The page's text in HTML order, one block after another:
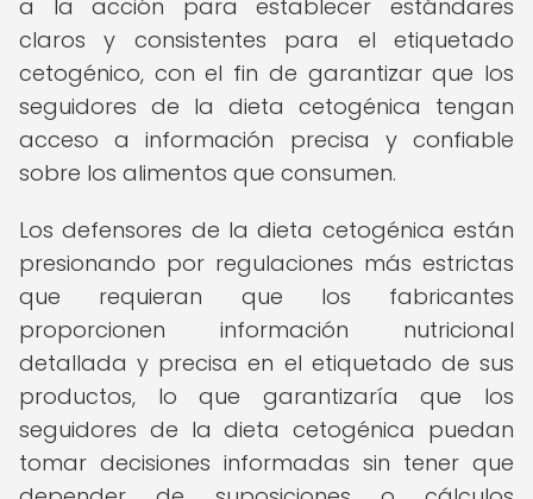
a la acción para establecer estándares
claros y consistentes para el etiquetado
cetogénico, con el fin de garantizar que los
seguidores de la dieta cetogénica tengan
acceso a información precisa y confiable
sobre los alimentos que consumen.
Los defensores de la dieta cetogénica están
presionando por regulaciones más estrictas
que requieran que los fabricantes
proporcionen información nutricional
detallada y precisa en el etiquetado de sus
productos, lo que garantizaría que los
seguidores de la dieta cetogénica puedan
tomar decisiones informadas sin tener que